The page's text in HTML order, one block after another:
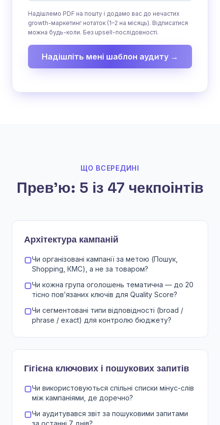
Надішлемо PDF на пошту і додамо вас до нечастих
growth-маркетинг нотаток (1–2 на місяць). Відписатися
можна будь-коли. Без upsell-послідовності.
Надішліть мені шаблон аудиту →
ЩО ВСЕРЕДИНІ
Превʼю: 5 із 47 чекпоінтів
Архітектура кампаній
Чи організовані кампанії за метою (Пошук,
Shopping, КМС), а не за товаром?
Чи кожна група оголошень тематична — до 20
тісно повʼязаних ключів для Quality Score?
Чи сегментовані типи відповідності (broad /
phrase / exact) для контролю бюджету?
Гігієна ключових і пошукових запитів
Чи використовуються спільні списки мінус-слів
між кампаніями, де доречно?
Чи аудитувався звіт за пошуковими запитами
за останні 7 днів?